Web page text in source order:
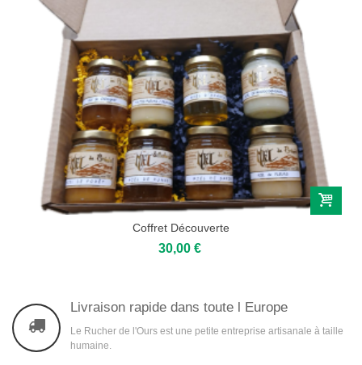
Coffret Découverte
30,00 €
Livraison rapide dans toute l Europe
Le Rucher de l'Ours est une petite entreprise artisanale à taille
humaine.